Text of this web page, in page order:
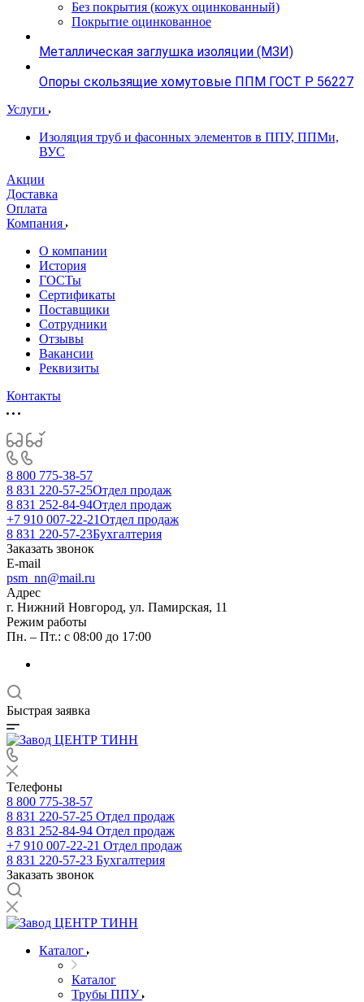
Без покрытия (кожух оцинкованный)
Покрытие оцинкованное
Металлическая заглушка изоляции (МЗИ)
Опоры скользящие хомутовые ППМ ГОСТ Р 56227
Услуги
Изоляция труб и фасонных элементов в ППУ, ППМи,
ВУС
Акции
Доставка
Оплата
Компания
О компании
История
ГОСТы
Сертификаты
Поставщики
Сотрудники
Отзывы
Вакансии
Реквизиты
Контакты
8 800 775-38-57
8 831 220-57-25Отдел продаж
8 831 252-84-94Отдел продаж
+7 910 007-22-21Отдел продаж
8 831 220-57-23Бухгалтерия
Заказать звонок
E-mail
psm_nn@mail.ru
Адрес
г. Нижний Новгород, ул. Памирская, 11
Режим работы
Пн. – Пт.: с 08:00 до 17:00
Быстрая заявка
Телефоны
8 800 775-38-57
8 831 220-57-25 Отдел продаж
8 831 252-84-94 Отдел продаж
+7 910 007-22-21 Отдел продаж
8 831 220-57-23 Бухгалтерия
Заказать звонок
Каталог
Каталог
Трубы ППУ